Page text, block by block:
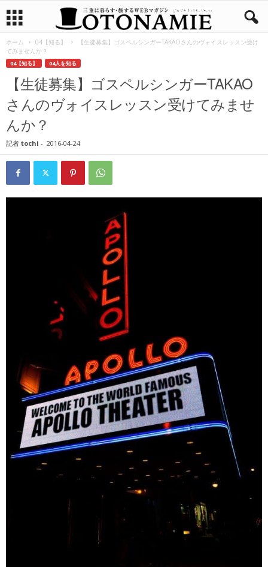
ホーム 04【知る】
【生徒募集】ゴスペルシンガーTAKAOさんのヴォイスレッスン受け
てみませんか？
04【知る】 04人を知る
【生徒募集】ゴスペルシンガーTAKAO
さんのヴォイスレッスン受けてみませ
んか？
記者 tochi - 2016-04-24